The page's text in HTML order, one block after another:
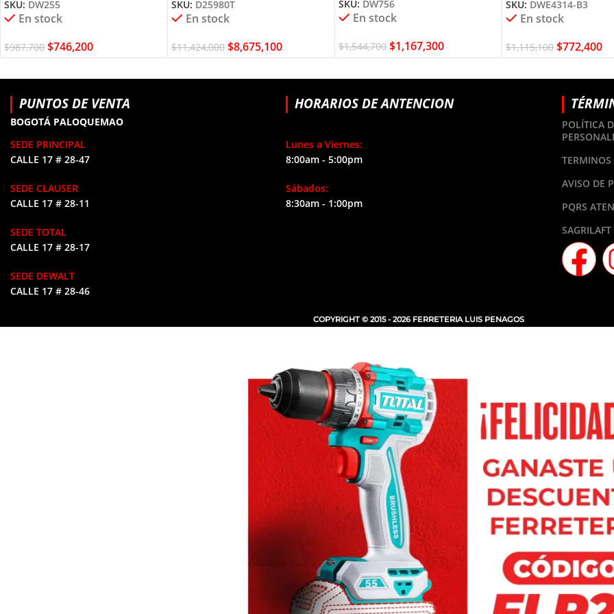
SKU: DW255
En stock
$987,700 $746,200
DEWALT
SKU: D25980T
En stock
$11,424,000 $8,675,100
SKU: DW756
En stock
$1,544,700 $1,167,300
SKU: DWE4314-B3
En stock
$1,115,100 $772,400
PUNTOS DE VENTA
BOGOTÁ PALOQUEMAO
SEDE PRINCIPAL
CALLE 17 # 28-47
SEDE CLAUSER
CALLE 17 # 28-11
SEDE TOTAL
CALLE 17 # 28-17
SEDE DEWALT
CALLE 17 # 28-46
HORARIOS DE ANTENCION
Lunes a Viernes:
8:00am - 5:00pm
Sábados:
8:30am - 1:00pm
POLÍTICA
TERMINOS
AVISO DE
PQRS
SAGRILAFT
COPYRIGHT © 2015 - 2026 FERRETERIA LUIS PENAGOS